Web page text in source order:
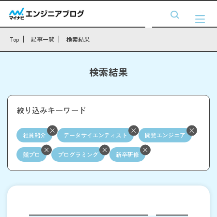
Top 記事一覧 検索結果
検索結果
絞り込みキーワード
社員紹介 データサイエンティスト 開発エンジニア
競プロ プログラミング 新卒研修